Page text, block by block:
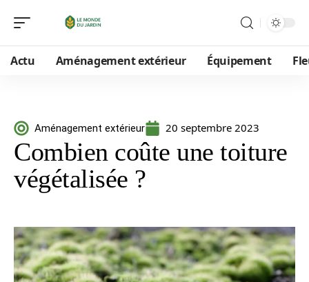
Actu Aménagement extérieur Équipement
Aménagement extérieur 20 septembre 2023
Combien coûte une toiture
végétalisée ?